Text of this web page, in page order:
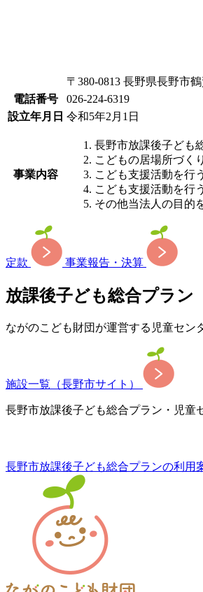
〒380-0813 長野県長野市
電話番号
026-224-6319
設立年月日 令和5年2月1日
事業内容
長野市放課後子ども
こどもの居場所づく
こども支援活動を行
こども支援活動を行
その他当法人の目的
定款 事業報告・決算
放課後子ども総合プラン
ながのこども財団が運営する児童セン
施設一覧（長野市サイト）
長野市放課後子ども総合プラン・児童
長野市放課後子ども総合プランの利用